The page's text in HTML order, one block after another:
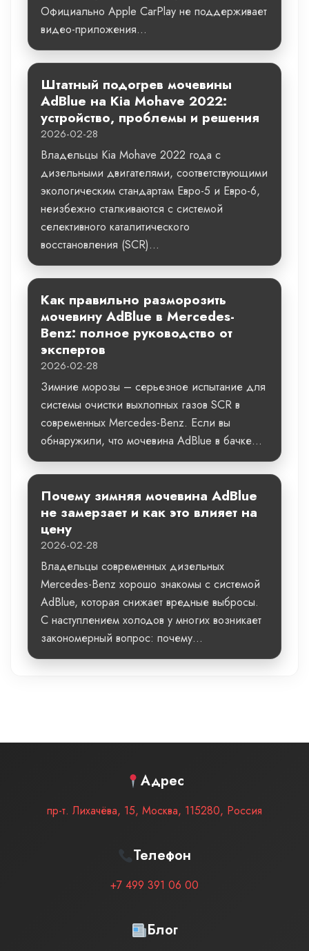
Официально Apple CarPlay не поддерживает
видео-приложения...
Штатный подогрев мочевины
AdBlue на Kia Mohave 2022:
устройство, проблемы и решения
2026-02-28
Владельцы Kia Mohave 2022 года с
дизельными двигателями, соответствующими
экологическим стандартам Евро-5 и Евро-6,
неизбежно сталкиваются с системой
селективного каталитического
восстановления (SCR)...
Как правильно разморозить
мочевину AdBlue в Mercedes-
Benz: полное руководство от
экспертов
2026-02-28
Зимние морозы – серьезное испытание для
системы очистки выхлопных газов SCR в
современных Mercedes-Benz. Если вы
обнаружили, что мочевина AdBlue в бачке...
Почему зимняя мочевина AdBlue
не замерзает и как это влияет на
цену
2026-02-28
Владельцы современных дизельных
Mercedes-Benz хорошо знакомы с системой
AdBlue, которая снижает вредные выбросы.
С наступлением холодов у многих возникает
закономерный вопрос: почему...
Адрес
пр-т. Лихачёва, 15, Москва, 115280, Россия
Телефон
+7 499 391 06 00
Блог